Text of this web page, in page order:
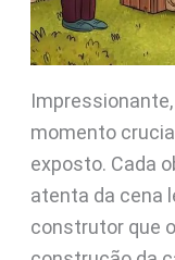
momento
exposto. Cada
atenta da cena
construtor que